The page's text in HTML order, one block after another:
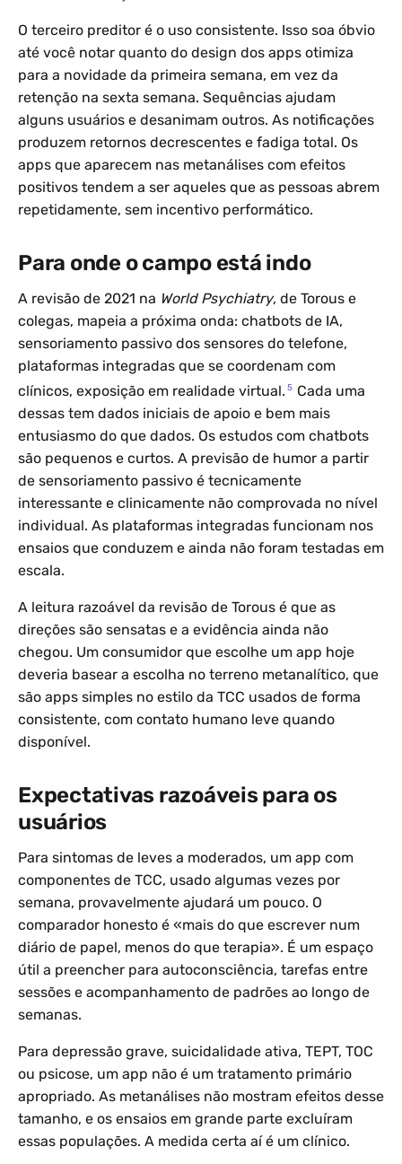
O terceiro preditor é o uso consistente. Isso soa óbvio
até você notar quanto do design dos apps otimiza
para a novidade da primeira semana, em vez da
retenção na sexta semana. Sequências ajudam
alguns usuários e desanimam outros. As notificações
produzem retornos decrescentes e fadiga total. Os
apps que aparecem nas metanálises com efeitos
positivos tendem a ser aqueles que as pessoas abrem
repetidamente, sem incentivo performático.
Para onde o campo está indo
A revisão de 2021 na World Psychiatry, de Torous e
colegas, mapeia a próxima onda: chatbots de IA,
sensoriamento passivo dos sensores do telefone,
plataformas integradas que se coordenam com
clínicos, exposição em realidade virtual. 5 Cada uma
dessas tem dados iniciais de apoio e bem mais
entusiasmo do que dados. Os estudos com chatbots
são pequenos e curtos. A previsão de humor a partir
de sensoriamento passivo é tecnicamente
interessante e clinicamente não comprovada no nível
individual. As plataformas integradas funcionam nos
ensaios que conduzem e ainda não foram testadas em
escala.
A leitura razoável da revisão de Torous é que as
direções são sensatas e a evidência ainda não
chegou. Um consumidor que escolhe um app hoje
deveria basear a escolha no terreno metanalítico, que
são apps simples no estilo da TCC usados de forma
consistente, com contato humano leve quando
disponível.
Expectativas razoáveis para os
usuários
Para sintomas de leves a moderados, um app com
componentes de TCC, usado algumas vezes por
semana, provavelmente ajudará um pouco. O
comparador honesto é «mais do que escrever num
diário de papel, menos do que terapia». É um espaço
útil a preencher para autoconsciência, tarefas entre
sessões e acompanhamento de padrões ao longo de
semanas.
Para depressão grave, suicidalidade ativa, TEPT, TOC
ou psicose, um app não é um tratamento primário
apropriado. As metanálises não mostram efeitos desse
tamanho, e os ensaios em grande parte excluíram
essas populações. A medida certa aí é um clínico.